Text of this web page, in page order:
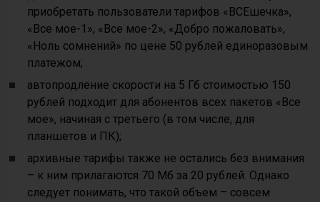
приобретать пользователи тарифов «ВСЕшечка»,
«Все мое-1», «Все мое-2», «Добро пожаловать»,
«Ноль сомнений» по цене 50 рублей единоразовым
платежом;
автопродление скорости на 5 Гб стоимостью 150
рублей подходит для абонентов всех пакетов «Все
мое», начиная с третьего (в том числе, для
планшетов и ПК);
архивные тарифы также не остались без внимания
– к ним прилагаются 70 Мб за 20 рублей. Однако
следует понимать, что такой объем – совсем